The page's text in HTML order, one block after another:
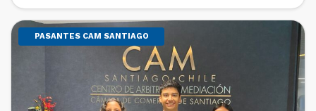
la CCS, Carlos Soublette, sostuvieron un encuentro […]
PASANTES CAM SANTIAGO